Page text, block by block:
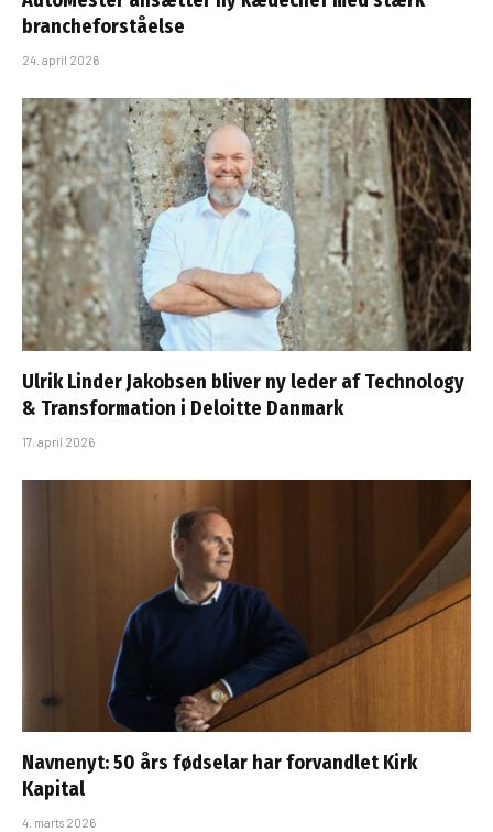
brancheforståelse
24. april 2026
Ulrik Linder Jakobsen bliver ny leder af Technology
& Transformation i Deloitte Danmark
17. april 2026
Navnenyt: 50 års fødselar har forvandlet Kirk
Kapital
4. marts 2026